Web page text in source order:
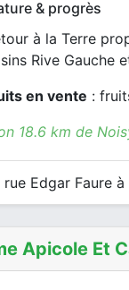
& progrès
à la Terre
Rive Gauche
en vente :
18.6 km de
rue Edgar Faure à
Apicole Et